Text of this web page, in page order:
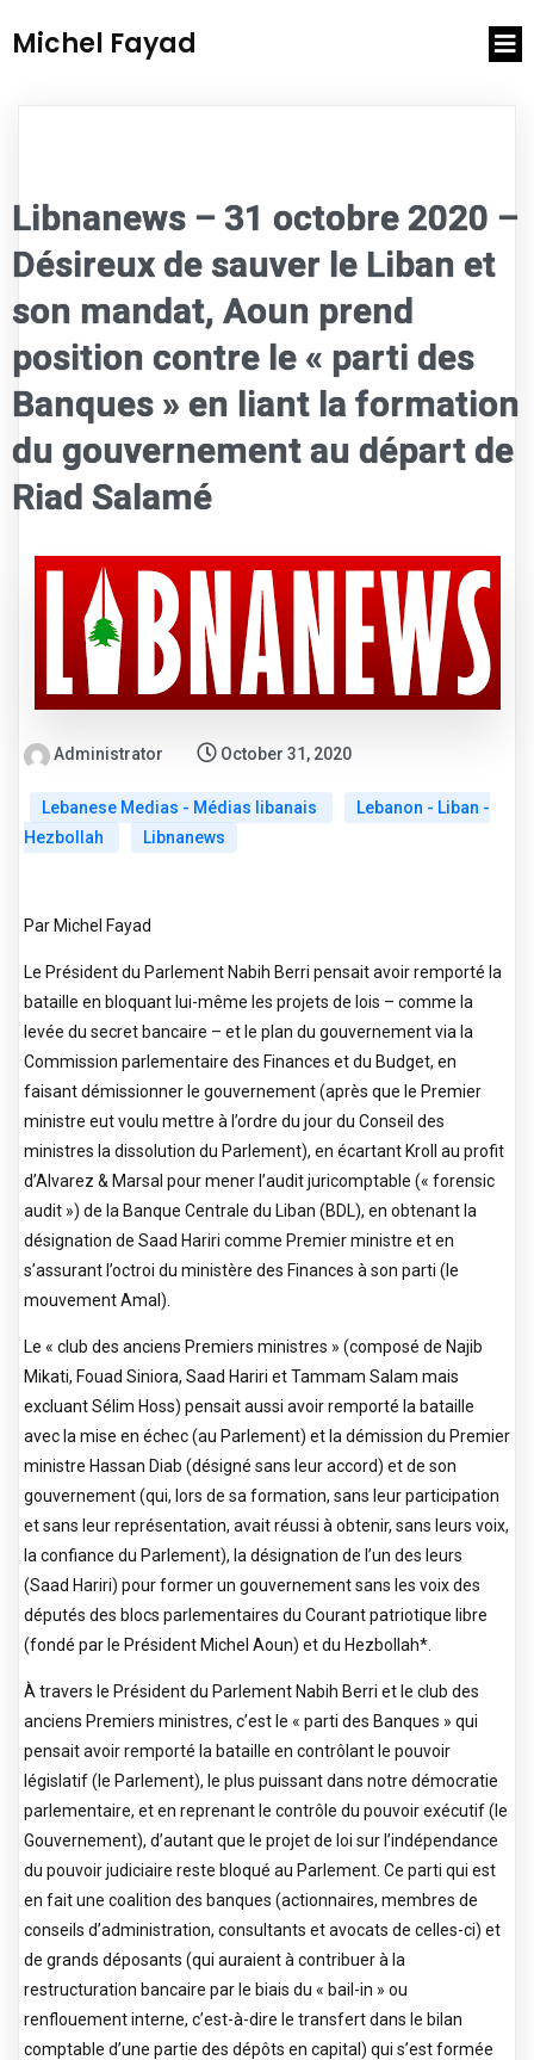
Michel Fayad
Libnanews – 31 octobre 2020 –
Désireux de sauver le Liban et
son mandat, Aoun prend
position contre le « parti des
Banques » en liant la formation
du gouvernement au départ de
Riad Salamé
Administrator October 31, 2020
Lebanese Medias - Médias libanais
Lebanon - Liban -
Hezbollah
Libnanews
Par Michel Fayad
Le Président du Parlement Nabih Berri pensait avoir remporté la
bataille en bloquant lui-même les projets de lois – comme la
levée du secret bancaire – et le plan du gouvernement via la
Commission parlementaire des Finances et du Budget, en
faisant démissionner le gouvernement (après que le Premier
ministre eut voulu mettre à l’ordre du jour du Conseil des
ministres la dissolution du Parlement), en écartant Kroll au profit
d’Alvarez & Marsal pour mener l’audit juricomptable (« forensic
audit ») de la Banque Centrale du Liban (BDL), en obtenant la
désignation de Saad Hariri comme Premier ministre et en
s’assurant l’octroi du ministère des Finances à son parti (le
mouvement Amal).
Le « club des anciens Premiers ministres » (composé de Najib
Mikati, Fouad Siniora, Saad Hariri et Tammam Salam mais
excluant Sélim Hoss) pensait aussi avoir remporté la bataille
avec la mise en échec (au Parlement) et la démission du Premier
ministre Hassan Diab (désigné sans leur accord) et de son
gouvernement (qui, lors de sa formation, sans leur participation
et sans leur représentation, avait réussi à obtenir, sans leurs voix,
la confiance du Parlement), la désignation de l’un des leurs
(Saad Hariri) pour former un gouvernement sans les voix des
députés des blocs parlementaires du Courant patriotique libre
(fondé par le Président Michel Aoun) et du Hezbollah*.
À travers le Président du Parlement Nabih Berri et le club des
anciens Premiers ministres, c’est le « parti des Banques » qui
pensait avoir remporté la bataille en contrôlant le pouvoir
législatif (le Parlement), le plus puissant dans notre démocratie
parlementaire, et en reprenant le contrôle du pouvoir exécutif (le
Gouvernement), d’autant que le projet de loi sur l’indépendance
du pouvoir judiciaire reste bloqué au Parlement. Ce parti qui est
en fait une coalition des banques (actionnaires, membres de
conseils d’administration, consultants et avocats de celles-ci) et
de grands déposants (qui auraient à contribuer à la
restructuration bancaire par le biais du « bail-in » ou
renflouement interne, c’est-à-dire le transfert dans le bilan
comptable d’une partie des dépôts en capital) qui s’est formée